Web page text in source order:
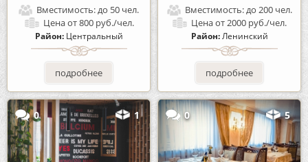
Вместимость:до 50 чел.
Ценаот 800 руб./чел.
Район: Центральный
подробнее
Вместимость:до 200 чел.
Ценаот 2000 руб./чел.
Район:Ленинский
подробнее
0 1 0 5